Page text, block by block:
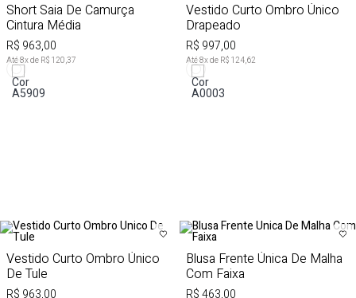
Short Saia De Camurça
Cintura Média
R$ 963,00
Até8x de R$ 120,37
Vestido Curto Ombro Único
Drapeado
R$ 997,00
Até8x de R$ 124,62
Vestido Curto Ombro Único
De Tule
R$ 963,00
Blusa Frente Única De Malha
Com Faixa
R$ 463,00